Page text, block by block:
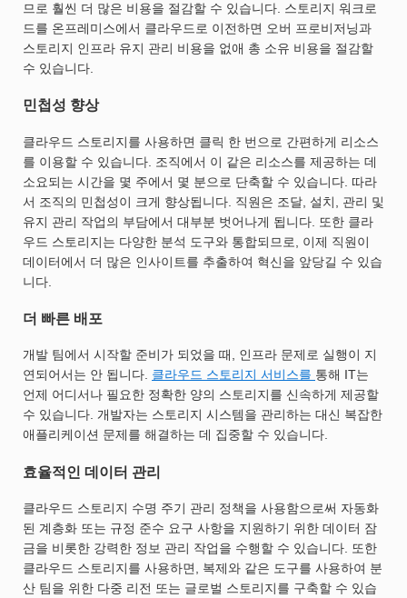
므로 훨씬 더 많은 비용을 절감할 수 있습니다. 스토리지 워크로
드를 온프레미스에서 클라우드로 이전하면 오버 프로비저닝과
스토리지 인프라 유지 관리 비용을 없애 총 소유 비용을 절감할
수 있습니다.
민첩성 향상
클라우드 스토리지를 사용하면 클릭 한 번으로 간편하게 리소스
를 이용할 수 있습니다. 조직에서 이 같은 리소스를 제공하는 데
소요되는 시간을 몇 주에서 몇 분으로 단축할 수 있습니다. 따라
서 조직의 민첩성이 크게 향상됩니다. 직원은 조달, 설치, 관리 및
유지 관리 작업의 부담에서 대부분 벗어나게 됩니다. 또한 클라
우드 스토리지는 다양한 분석 도구와 통합되므로, 이제 직원이
데이터에서 더 많은 인사이트를 추출하여 혁신을 앞당길 수 있습
니다.
더 빠른 배포
개발 팀에서 시작할 준비가 되었을 때, 인프라 문제로 실행이 지
연되어서는 안 됩니다. 클라우드 스토리지 서비스를 통해 IT는
언제 어디서나 필요한 정확한 양의 스토리지를 신속하게 제공할
수 있습니다. 개발자는 스토리지 시스템을 관리하는 대신 복잡한
애플리케이션 문제를 해결하는 데 집중할 수 있습니다.
효율적인 데이터 관리
클라우드 스토리지 수명 주기 관리 정책을 사용함으로써 자동화
된 계층화 또는 규정 준수 요구 사항을 지원하기 위한 데이터 잠
금을 비롯한 강력한 정보 관리 작업을 수행할 수 있습니다. 또한
클라우드 스토리지를 사용하면, 복제와 같은 도구를 사용하여 분
산 팀을 위한 다중 리전 또는 글로벌 스토리지를 구축할 수 있습